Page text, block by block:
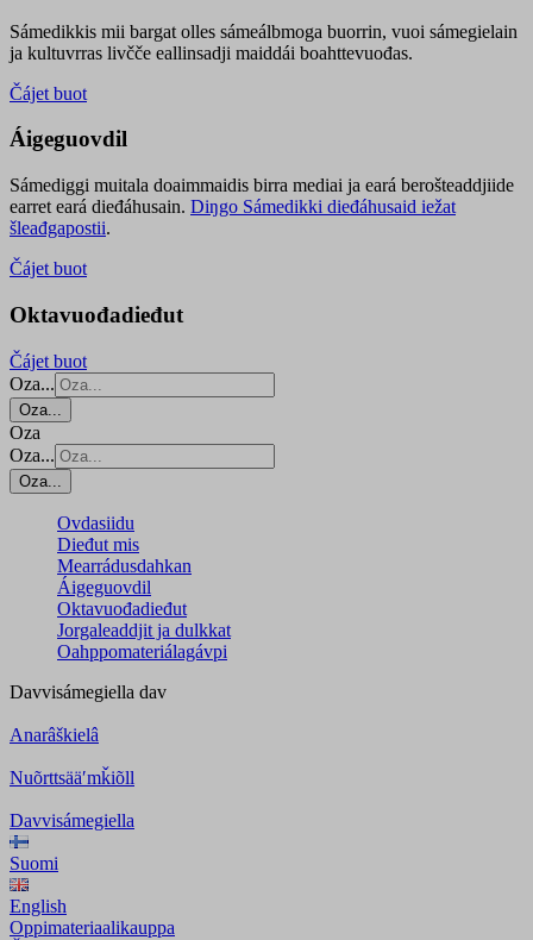
Sámedikkis mii bargat olles sámeálbmoga buorrin, vuoi sámegielain
ja kultuvrras livčče eallinsadji maiddái boahttevuođas.
Čájet buot
Áigeguovdil
Sámediggi muitala doaimmaidis birra mediai ja eará berošteaddjiide
earret eará dieđáhusain. Diŋgo Sámedikki dieđáhusaid iežat
šleađgapostii.
Čájet buot
Oktavuođadieđut
Čájet buot
Oza...
Oza...
Oza
Oza...
Oza...
Ovdasiidu
Dieđut mis
Mearrádusdahkan
Áigeguovdil
Oktavuođadieđut
Jorgaleaddjit ja dulkkat
Oahppomateriálagávpi
Davvisámegiella dav
Anarâškielâ
Nuõrttsääʹmǩiõll
Davvisámegiella
Suomi
English
Oppimateriaalikauppa